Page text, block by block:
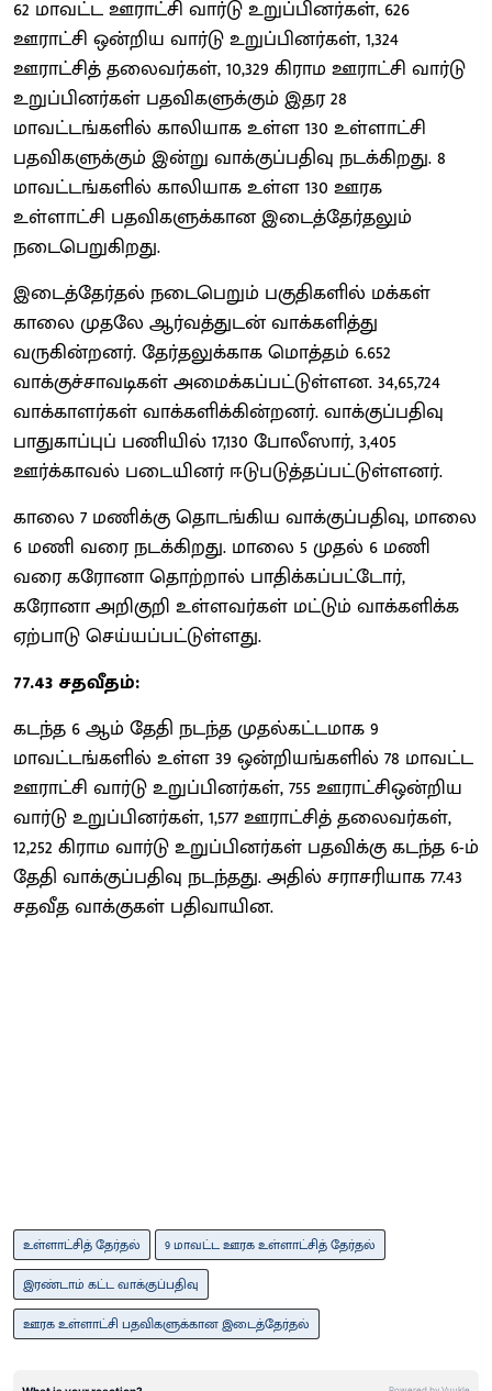
62 மாவட்ட ஊராட்சி வார்டு உறுப்பினர்கள், 626
ஊராட்சி ஒன்றிய வார்டு உறுப்பினர்கள், 1,324
ஊராட்சித் தலைவர்கள், 10,329 கிராம ஊராட்சி வார்டு
உறுப்பினர்கள் பதவிகளுக்கும் இதர 28
மாவட்டங்களில் காலியாக உள்ள 130 உள்ளாட்சி
பதவிகளுக்கும் இன்று வாக்குப்பதிவு நடக்கிறது. 8
மாவட்டங்களில் காலியாக உள்ள 130 ஊரக
உள்ளாட்சி பதவிகளுக்கான இடைத்தேர்தலும்
நடைபெறுகிறது.
இடைத்தேர்தல் நடைபெறும் பகுதிகளில் மக்கள்
காலை முதலே ஆர்வத்துடன் வாக்களித்து
வருகின்றனர். தேர்தலுக்காக மொத்தம் 6.652
வாக்குச்சாவடிகள் அமைக்கப்பட்டுள்ளன. 34,65,724
வாக்காளர்கள் வாக்களிக்கின்றனர். வாக்குப்பதிவு
பாதுகாப்புப் பணியில் 17,130 போலீஸார், 3,405
ஊர்க்காவல் படையினர் ஈடுபடுத்தப்பட்டுள்ளனர்.
காலை 7 மணிக்கு தொடங்கிய வாக்குப்பதிவு, மாலை
6 மணி வரை நடக்கிறது. மாலை 5 முதல் 6 மணி
வரை கரோனா தொற்றால் பாதிக்கப்பட்டோர்,
கரோனா அறிகுறி உள்ளவர்கள் மட்டும் வாக்களிக்க
ஏற்பாடு செய்யப்பட்டுள்ளது.
77.43 சதவீதம்:
கடந்த 6 ஆம் தேதி நடந்த முதல்கட்டமாக 9
மாவட்டங்களில் உள்ள 39 ஒன்றியங்களில் 78 மாவட்ட
ஊராட்சி வார்டு உறுப்பினர்கள், 755 ஊராட்சிஒன்றிய
வார்டு உறுப்பினர்கள், 1,577 ஊராட்சித் தலைவர்கள்,
12,252 கிராம வார்டு உறுப்பினர்கள் பதவிக்கு கடந்த 6-ம்
தேதி வாக்குப்பதிவு நடந்தது. அதில் சராசரியாக 77.43
சதவீத வாக்குகள் பதிவாயின.
உள்ளாட்சித் தேர்தல்
9 மாவட்ட ஊரக உள்ளாட்சித் தேர்தல்
இரண்டாம் கட்ட வாக்குப்பதிவு
ஊரக உள்ளாட்சி பதவிகளுக்கான இடைத்தேர்தல்